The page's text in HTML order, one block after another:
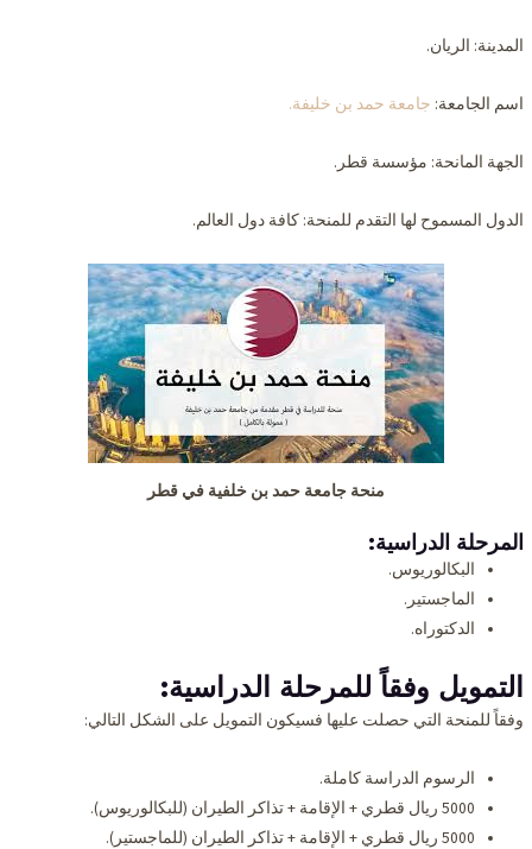
المدينة: الريان.
اسم الجامعة: جامعة حمد بن خليفة.
الجهة المانحة: مؤسسة قطر.
الدول المسموح لها التقدم للمنحة: كافة دول العالم.
منحة جامعة حمد بن خلفية في قطر
المرحلة الدراسية:
البكالوريوس.
الماجستير.
الدكتوراه.
التمويل وفقاً للمرحلة الدراسية:
وفقاً للمنحة التي حصلت عليها فسيكون التمويل على الشكل التالي:
الرسوم الدراسة كاملة.
5000 ريال قطري + الإقامة + تذاكر الطيران (للبكالوريوس).
5000 ريال قطري + الإقامة + تذاكر الطيران (للماجستير).